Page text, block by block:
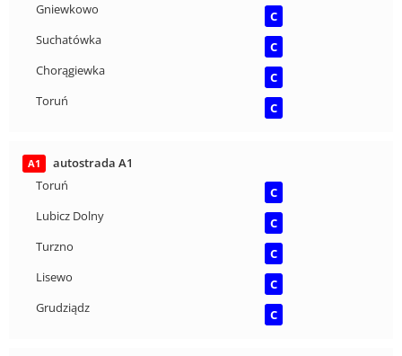
Gniewkowo
C
Suchatówka
C
Chorągiewka
C
Toruń
C
A1
autostrada A1
Toruń
C
Lubicz Dolny
C
Turzno
C
Lisewo
C
Grudziądz
C